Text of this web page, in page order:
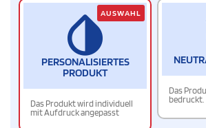
PERSONALISIERTES
PRODUKT
Das Produkt wird individuell
mit Aufdruck angepasst
AUSWAHL
Das
bedruckt.